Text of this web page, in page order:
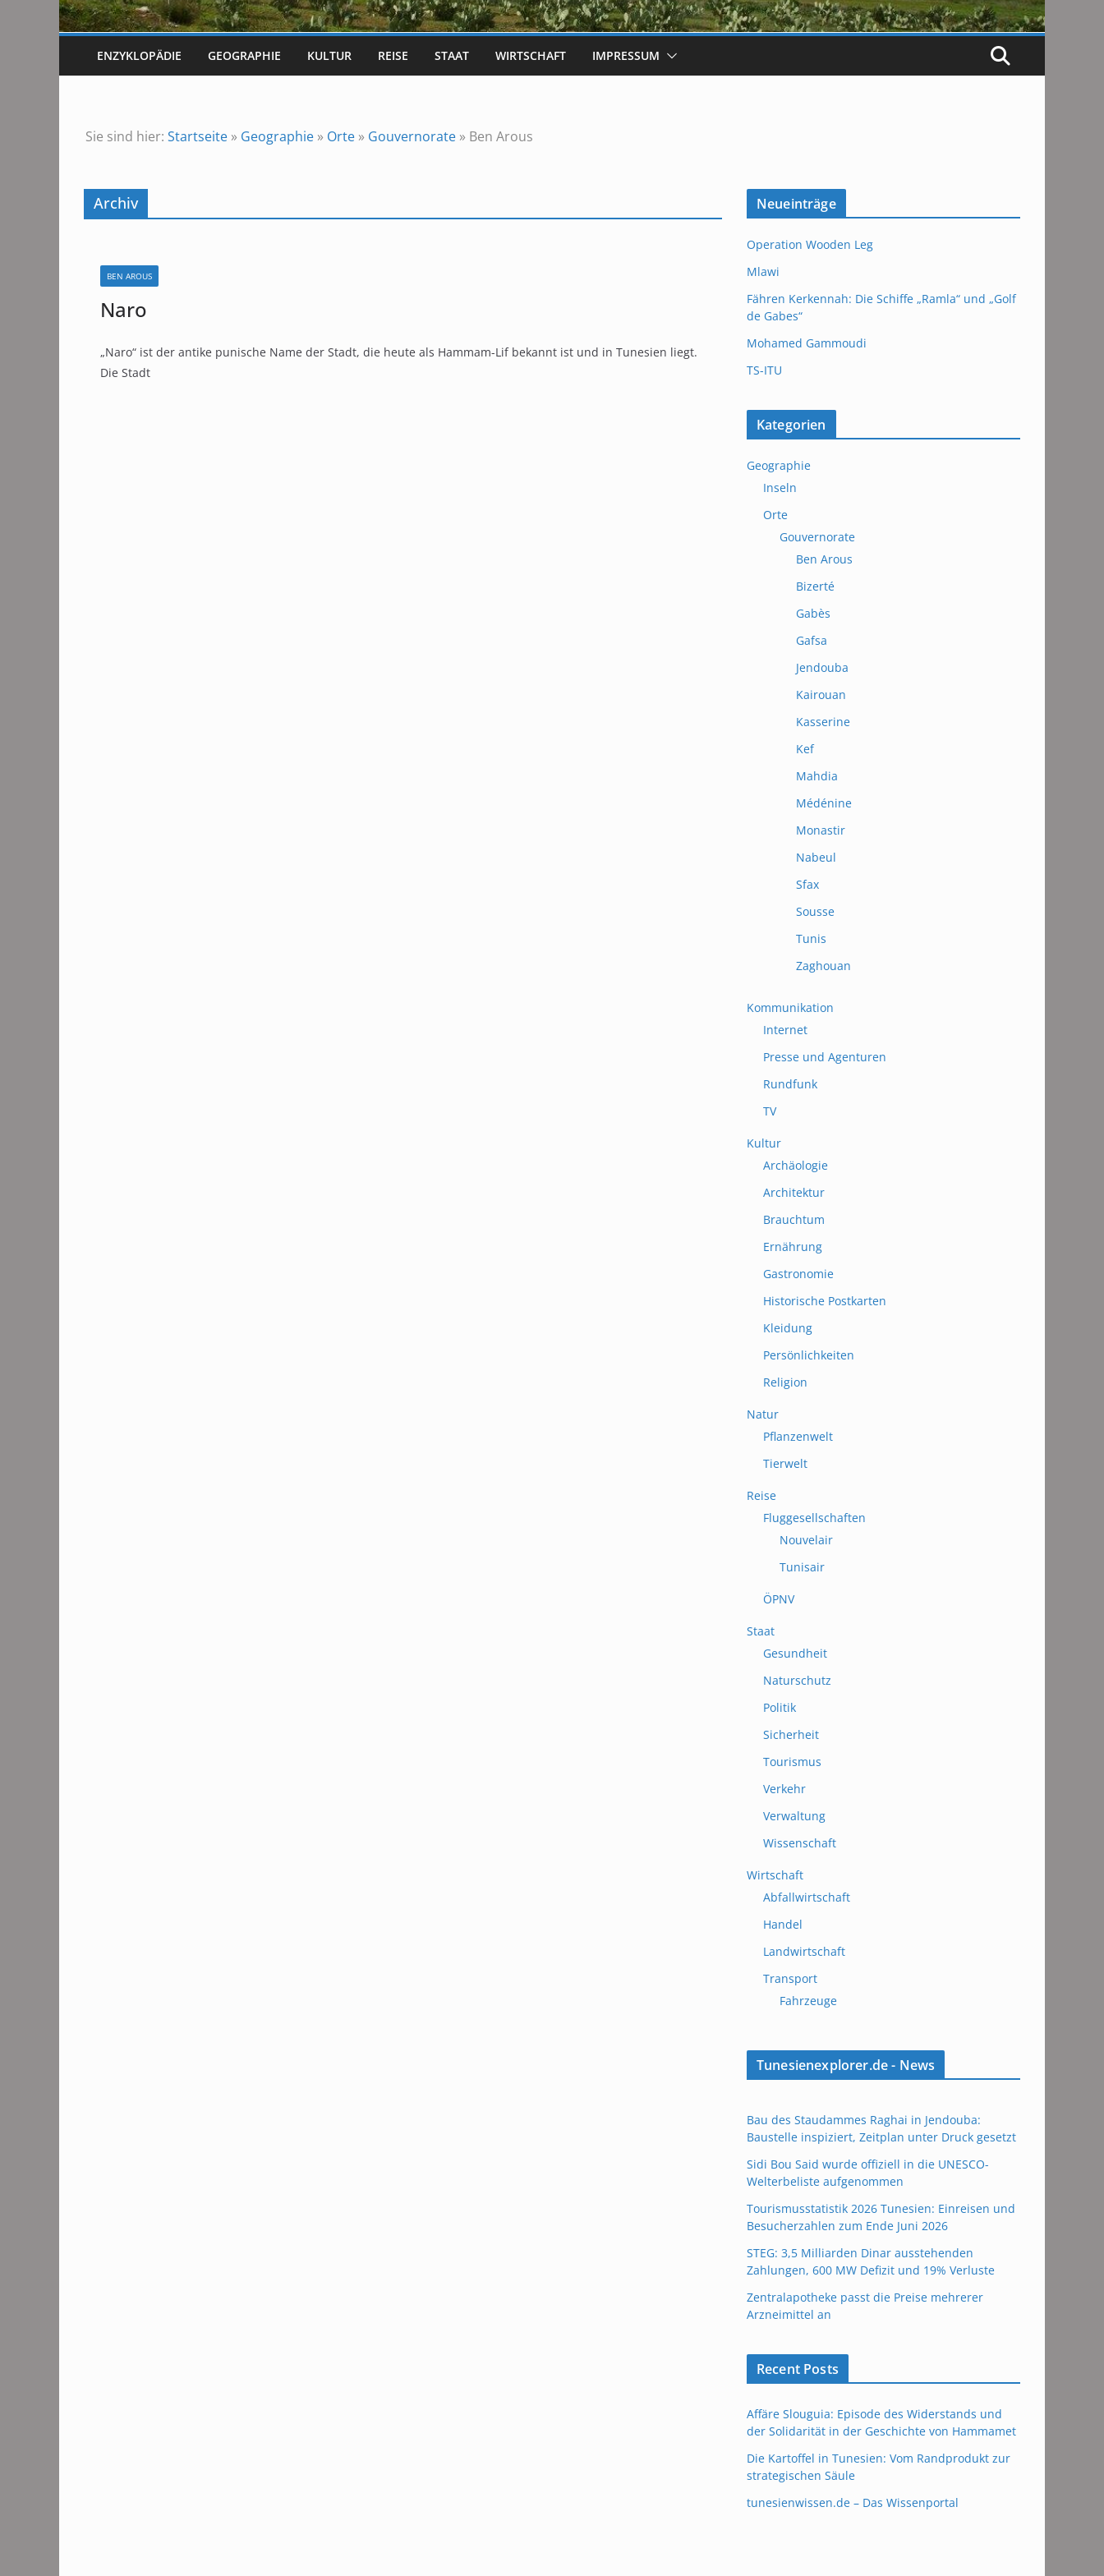
ENZYKLOPÄDIE GEOGRAPHIE KULTUR REISE STAAT WIRTSCHAFT IMPRESSUM
Sie sind hier: Startseite » Geographie » Orte » Gouvernorate » Ben Arous
Archiv
BEN AROUS
Naro
„Naro“ ist der antike punische Name der Stadt, die heute als Hammam-Lif bekannt ist und in Tunesien liegt.
Die Stadt
Neueinträge
Operation Wooden Leg
Mlawi
Fähren Kerkennah: Die Schiffe „Ramla“ und „Golf
de Gabes“
Mohamed Gammoudi
TS-ITU
Kategorien
Geographie
Inseln
Orte
Gouvernorate
Ben Arous
Bizerté
Gabès
Gafsa
Jendouba
Kairouan
Kasserine
Kef
Mahdia
Médénine
Monastir
Nabeul
Sfax
Sousse
Tunis
Zaghouan
Kommunikation
Internet
Presse und Agenturen
Rundfunk
TV
Kultur
Archäologie
Architektur
Brauchtum
Ernährung
Gastronomie
Historische Postkarten
Kleidung
Persönlichkeiten
Religion
Natur
Pflanzenwelt
Tierwelt
Reise
Fluggesellschaften
Nouvelair
Tunisair
ÖPNV
Staat
Gesundheit
Naturschutz
Politik
Sicherheit
Tourismus
Verkehr
Verwaltung
Wissenschaft
Wirtschaft
Abfallwirtschaft
Handel
Landwirtschaft
Transport
Fahrzeuge
Tunesienexplorer.de - News
Bau des Staudammes Raghai in Jendouba:
Baustelle inspiziert, Zeitplan unter Druck gesetzt
Sidi Bou Said wurde offiziell in die UNESCO-
Welterbeliste aufgenommen
Tourismusstatistik 2026 Tunesien: Einreisen und
Besucherzahlen zum Ende Juni 2026
STEG: 3,5 Milliarden Dinar ausstehenden
Zahlungen, 600 MW Defizit und 19% Verluste
Zentralapotheke passt die Preise mehrerer
Arzneimittel an
Recent Posts
Affäre Slouguia: Episode des Widerstands und
der Solidarität in der Geschichte von Hammamet
Die Kartoffel in Tunesien: Vom Randprodukt zur
strategischen Säule
tunesienwissen.de – Das Wissenportal